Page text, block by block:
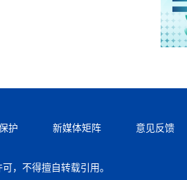
护 新媒体矩阵 意见反馈
，不得擅自转载引用。